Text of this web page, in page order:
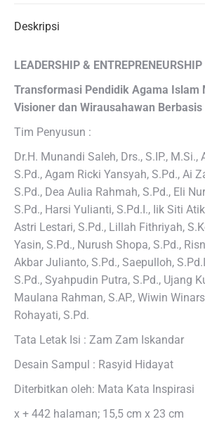
Deskripsi
LEADERSHIP & ENTREPRENEURSHIP
Transformasi Pendidik Agama Islam
Visioner dan Wirausahawan
Tim Penyusun :
Dr.H. Munandi Saleh, Drs., S.IP.,
S.Pd., Agam Ricki Yansyah, S.Pd., Ai
S.Pd., Dea Aulia Rahmah, S.Pd., Eli
S.Pd., Harsi Yulianti, S.Pd.I., Iik Siti
Astri Lestari, S.Pd., Lillah Fithriyah,
Yasin, S.Pd., Nurush Shopa, S.Pd.,
Akbar Julianto, S.Pd., Saepulloh,
S.Pd., Syahpudin Putra, S.Pd., Ujang
Maulana Rahman, S.AP., Wiwin
Rohayati, S.Pd.
Tata Letak Isi : Zam Zam Iskandar
Desain Sampul : Rasyid Hidayat
Diterbitkan oleh: Mata Kata Inspirasi
x + 442 halaman; 15,5 cm x 23 cm